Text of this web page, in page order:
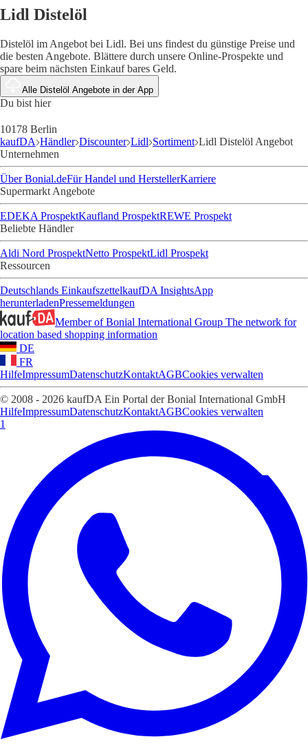
Lidl Distelöl
Distelöl im Angebot bei Lidl. Bei uns findest du günstige Preise und
die besten Angebote. Blättere durch unsere Online-Prospekte und
spare beim nächsten Einkauf bares Geld.
Alle Distelöl Angebote in der App
Du bist hier
10178 Berlin
kaufDA Händler Discounter Lidl Sortiment Lidl Distelöl Angebot
Unternehmen
Über Bonial.deFür Handel und HerstellerKarriere
Supermarkt Angebote
EDEKA ProspektKaufland ProspektREWE Prospekt
Beliebte Händler
Aldi Nord ProspektNetto ProspektLidl Prospekt
Ressourcen
Deutschlands EinkaufszettelkaufDA InsightsApp
herunterladenPressemeldungen
Member of Bonial International Group The network for
location based shopping information
DE
FR
HilfeImpressumDatenschutzKontaktAGBCookies verwalten
© 2008 - 2026 kaufDA Ein Portal der Bonial International GmbH
HilfeImpressumDatenschutzKontaktAGBCookies verwalten
1